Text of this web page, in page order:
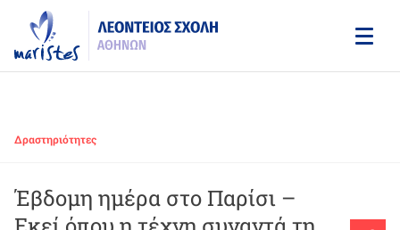
main
content
Δραστηριότητες
Έβδομη ημέρα στο Παρίσι –